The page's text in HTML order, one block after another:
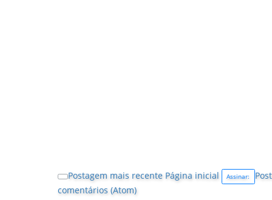
Postagem mais recente Página inicial Assinar:
comentários (Atom)